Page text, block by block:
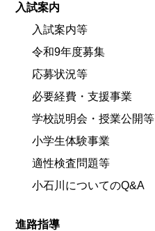
入試案内
入試案内等
令和9年度募集
応募状況等
必要経費・支援事業
学校説明会・授業公開等
小学生体験事業
適性検査問題等
小石川についてのQ&A
進路指導